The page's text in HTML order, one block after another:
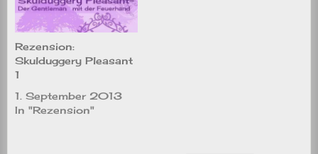
Rezension:
Skulduggery Pleasant
1
1. September 2013
In "Rezension"